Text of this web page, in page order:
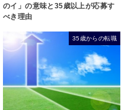
のイ」の意味と35歳以上が応募す
べき理由
35歳からの転職